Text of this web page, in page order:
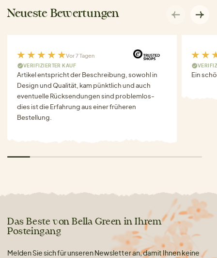
Neueste Bewertungen
Vor 7 Tagen
VERIFIZIERTER KAUF
Artikel entspricht der Beschreibung, sowohl in
Design und Qualität, kam pünktlich und auch
eventuelle Rücksendungen sind problemlos-
dies ist die Erfahrung aus einer früheren
Bestellung.
Ein
Das Beste von Bella Green in Ihrem
Posteingang
Melden Sie sich für unseren Newsletter an, damit Ihnen keine